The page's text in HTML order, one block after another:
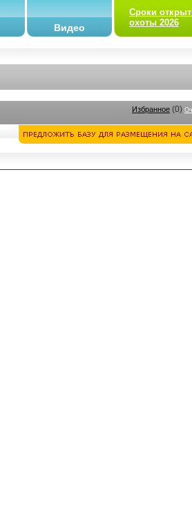
Видео
Сроки
охоты 2026
Избранное (0)